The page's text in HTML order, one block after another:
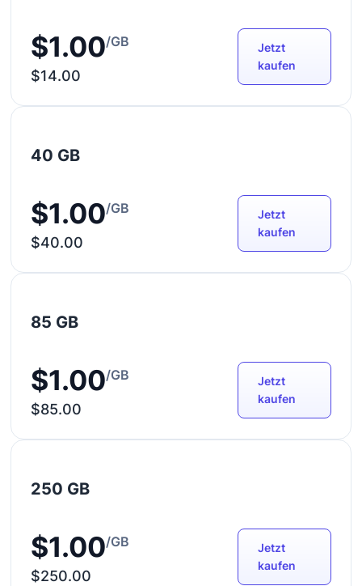
$1.00/GB
$14.00
Jetzt
kaufen
40 GB
$1.00/GB
$40.00
Jetzt
kaufen
85 GB
$1.00/GB
$85.00
Jetzt
kaufen
250 GB
$1.00/GB
$250.00
Jetzt
kaufen